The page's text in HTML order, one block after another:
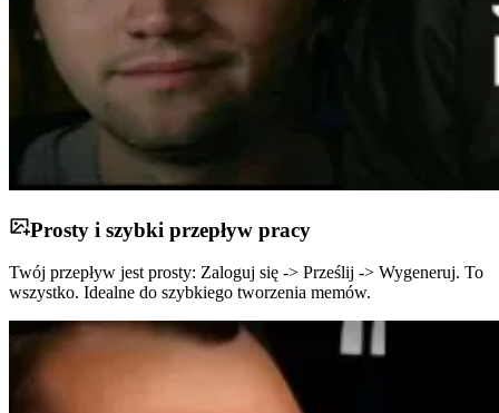
Prosty i szybki przepływ pracy
Twój przepływ jest prosty: Zaloguj się -> Prześlij -> Wygeneruj. To
wszystko. Idealne do szybkiego tworzenia memów.